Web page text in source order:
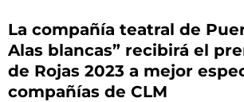
La compañía teatral de
Alas blancas” recibirá el
de Rojas 2023 a mejor
compañías de CLM